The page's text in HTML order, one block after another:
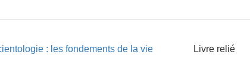
: les fondements de la vie Livre relié